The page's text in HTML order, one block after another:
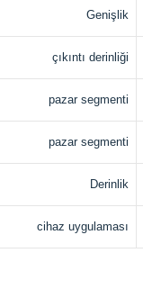
Genişlik
çıkıntı derinliği
pazar segmenti
pazar segmenti
Derinlik
cihaz uygulaması